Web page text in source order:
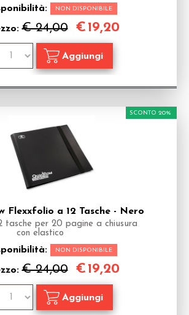
NON DISPONIBILE
€ 24,00 €19,20
Flexxfolio a 12 Tasche - Nero
tasche per 20 pagine a chiusura
con elastico
NON DISPONIBILE
€ 24,00
SCONTO 20%
€19,20